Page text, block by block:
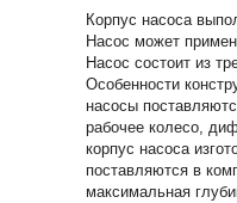
Корпус насоса
Насос может
Насос состоит из
Особенности
насосы
рабочее колесо,
корпус насоса
поставляются в
максимальная